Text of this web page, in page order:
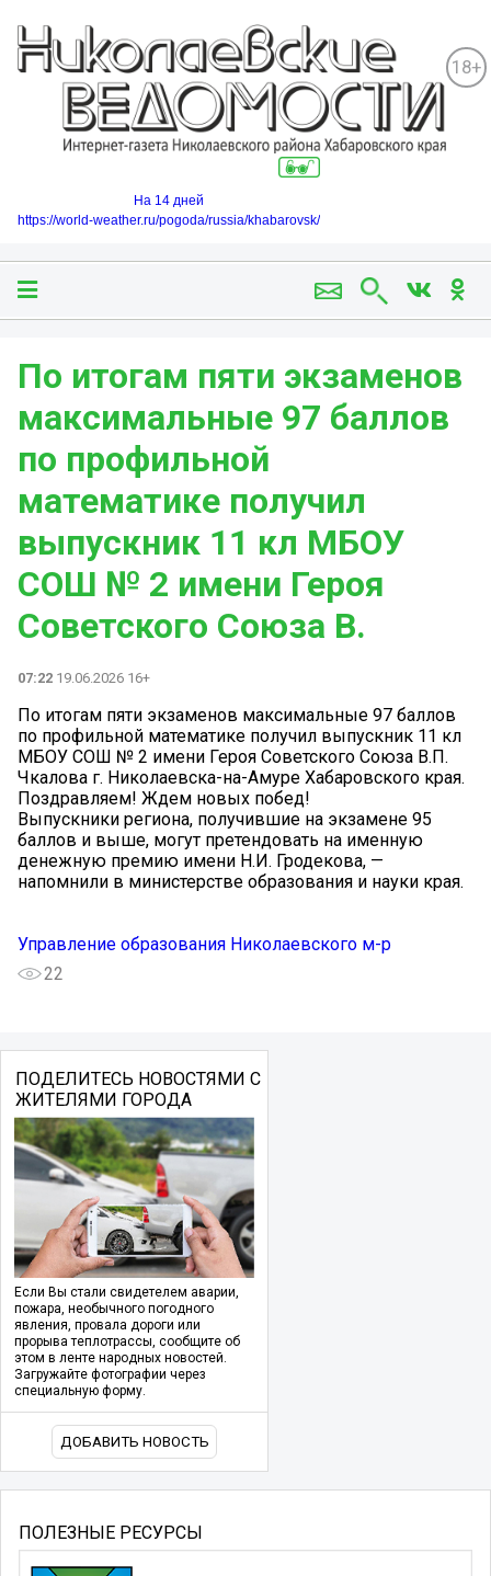
18+
На 14 дней
https://world-weather.ru/pogoda/russia/khabarovsk/
По итогам пяти экзаменов
максимальные 97 баллов
по профильной
математике получил
выпускник 11 кл МБОУ
СОШ № 2 имени Героя
Советского Союза В.
07:22 19.06.2026 16+
По итогам пяти экзаменов максимальные 97 баллов
по профильной математике получил выпускник 11 кл
МБОУ СОШ № 2 имени Героя Советского Союза В.П.
Чкалова г. Николаевска-на-Амуре Хабаровского края.
Поздравляем! Ждем новых побед!
Выпускники региона, получившие на экзамене 95
баллов и выше, могут претендовать на именную
денежную премию имени Н.И. Гродекова, —
напомнили в министерстве образования и науки края.
Управление образования Николаевского м-р
22
ПОДЕЛИТЕСЬ НОВОСТЯМИ С
ЖИТЕЛЯМИ ГОРОДА
Если Вы стали свидетелем аварии,
пожара, необычного погодного
явления, провала дороги или
прорыва теплотрассы, сообщите об
этом в ленте народных новостей.
Загружайте фотографии через
специальную форму.
ДОБАВИТЬ НОВОСТЬ
ПОЛЕЗНЫЕ РЕСУРСЫ